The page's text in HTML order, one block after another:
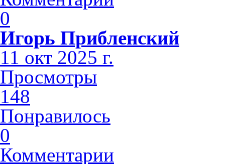
0
Игорь Прибленский
11 окт 2025 г.
Просмотры
148
Понравилось
0
Комментарии